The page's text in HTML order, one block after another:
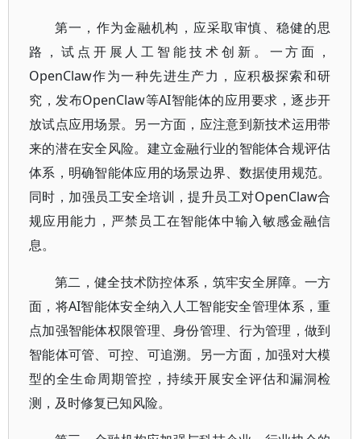
第一，作为金融机构，应采取审慎、稳健的思
路，试点开展人工智能技术创新。一方面，
OpenClaw作为一种先进生产力，应积极探索和研
究，发布OpenClaw等AI智能体的应用要求，逐步开
放试点应用场景。另一方面，应注意到新技术运用带
来的潜在安全风险。建立金融行业的智能体合规评估
体系，明确智能体应用的场景边界、数据使用规范。
同时，加强员工安全培训，提升员工对OpenClaw合
规应用能力，严禁员工在智能体中输入敏感金融信
息。
第二，健全技术防控体系，筑牢安全屏障。一方
面，将AI智能体安全纳入人工智能安全管理体系，重
点加强智能体权限管理、身份管理、行为管理，做到
智能体可管、可控、可追溯。另一方面，加强对大模
型的全生命周期管控，持续开展安全评估和漏洞检
测，及时修复已知风险。